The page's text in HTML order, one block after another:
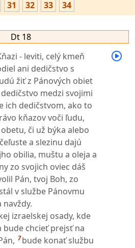
31 32 33 34
Dt 18
- leviti, celý kmeň
ani dedičstvo s
žiť z Pánových obiet
medzi svojimi
ich dedičstvom, ako to
kňazov voči ľudu,
či už býka alebo
a slezinu dajú
obilia, muštu a oleja a
zo svojich oviec dáš
Pán, tvoj Boh, zo
v službe Pánovmu
izraelskej osady, kde
bude chcieť prejsť na
7 bude konať službu